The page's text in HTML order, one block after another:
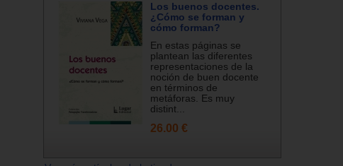
Los buenos docentes.
¿Cómo se forman y
cómo forman?
En estas páginas se
plantean las diferentes
representaciones de la
noción de buen docente
en términos de
metáforas. Es muy
distint...
26.00 €